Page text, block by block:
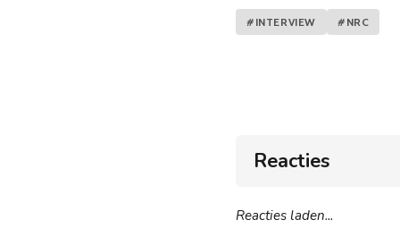
#INTERVIEW #NRC
Reacties
Reacties laden...